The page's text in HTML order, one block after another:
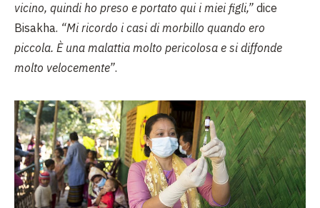
vicino, quindi ho preso e portato qui i miei figli,” dice
Bisakha. “Mi ricordo i casi di morbillo quando ero
piccola. È una malattia molto pericolosa e si diffonde
molto velocemente”.